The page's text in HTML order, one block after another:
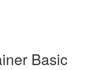
Basic